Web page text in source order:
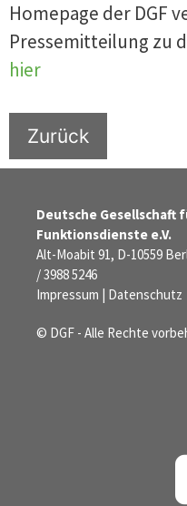
Homepage der DGF
Pressemitteilung zu
hier
Zurück
Deutsche Gesellschaft
Funktionsdienste e.V.
Alt-Moabit 91, D-10559
/ 3988 5246
Impressum | Datenschutz
© DGF - Alle Rechte